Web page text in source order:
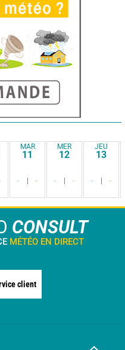
MAR
11
- -
MER
12
- -
JEU
13
- -
CONSULT
MÉTÉO EN DIRECT
client